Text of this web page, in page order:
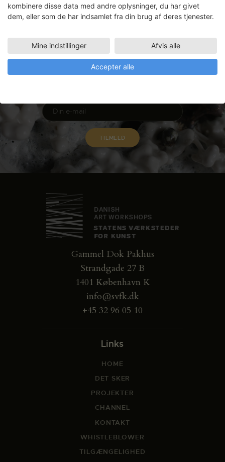
Nyhedsbrev
Få ansøgningsfrister, arrangementer
Gammel Dok Pakhus
Strandgade 27 B
1401 København K
info@svfk.dk
+45 32 96 05 10
Links
HOME
DET SKER
PROJEKTER
CHANNEL
KONTAKT
WHISTLEBLOWER
TILGÆNGELIGHED
kombinere disse data med andre oplysninger, du har givet
dem, eller som de har indsamlet fra din brug af deres tjenester.
Mine indstillinger Afvis alle
Accepter alle